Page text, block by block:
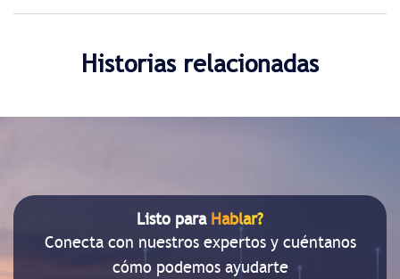
Historias relacionadas
Listo para Hablar?
Conecta con nuestros expertos y cuéntanos
cómo podemos ayudarte